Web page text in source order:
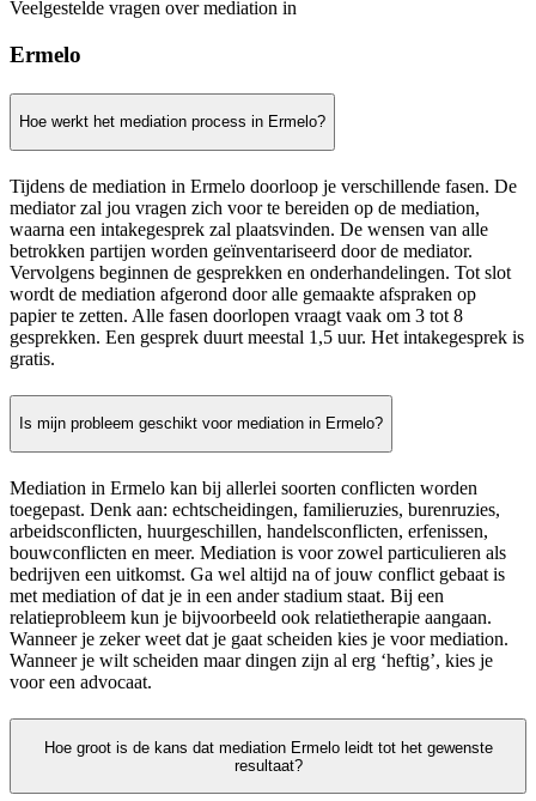
Veelgestelde vragen over mediation in
Ermelo
Hoe werkt het mediation process in Ermelo?
Tijdens de mediation in Ermelo doorloop je verschillende fasen. De
mediator zal jou vragen zich voor te bereiden op de mediation,
waarna een intakegesprek zal plaatsvinden. De wensen van alle
betrokken partijen worden geïnventariseerd door de mediator.
Vervolgens beginnen de gesprekken en onderhandelingen. Tot slot
wordt de mediation afgerond door alle gemaakte afspraken op
papier te zetten. Alle fasen doorlopen vraagt vaak om 3 tot 8
gesprekken. Een gesprek duurt meestal 1,5 uur. Het intakegesprek is
gratis.
Is mijn probleem geschikt voor mediation in Ermelo?
Mediation in Ermelo kan bij allerlei soorten conflicten worden
toegepast. Denk aan: echtscheidingen, familieruzies, burenruzies,
arbeidsconflicten, huurgeschillen, handelsconflicten, erfenissen,
bouwconflicten en meer. Mediation is voor zowel particulieren als
bedrijven een uitkomst. Ga wel altijd na of jouw conflict gebaat is
met mediation of dat je in een ander stadium staat. Bij een
relatieprobleem kun je bijvoorbeeld ook relatietherapie aangaan.
Wanneer je zeker weet dat je gaat scheiden kies je voor mediation.
Wanneer je wilt scheiden maar dingen zijn al erg ‘heftig’, kies je
voor een advocaat.
Hoe groot is de kans dat mediation Ermelo leidt tot het gewenste
resultaat?